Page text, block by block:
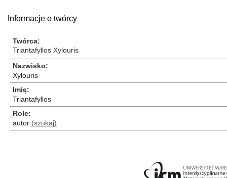
Informacje o twórcy
Twórca
Triantafyllos Xylouris
Nazwisko
Xylouris
Imię
Triantafyllos
Role
autor (szukaj)